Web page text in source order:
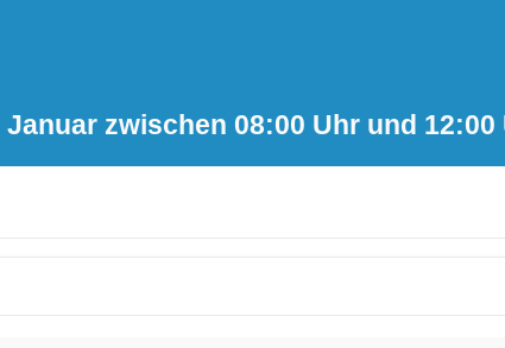
zwischen 08:00 Uhr und 12:00